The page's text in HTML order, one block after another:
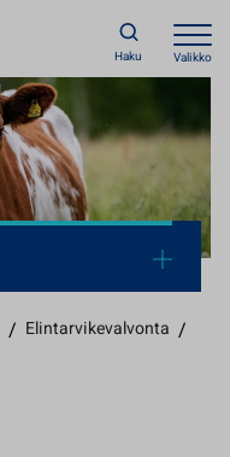
Haku Valikko
/ Elintarvikevalvonta /